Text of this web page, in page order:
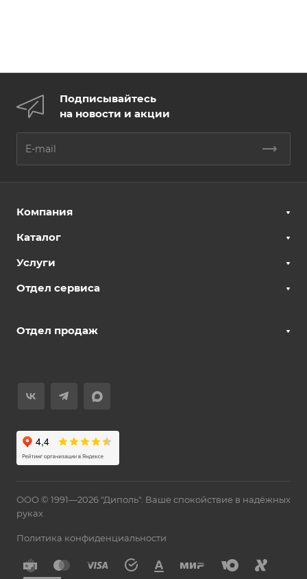
Подписывайтесь
на новости и акции
Компания
Каталог
Услуги
Отдел сервиса
Отдел продаж
ООО © 1991—2026 "Диполь". Ваше спокойствие в надёжных
руках
Политика конфиденциальности